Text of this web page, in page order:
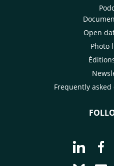
Open
Photo
Frequently asked
Go to